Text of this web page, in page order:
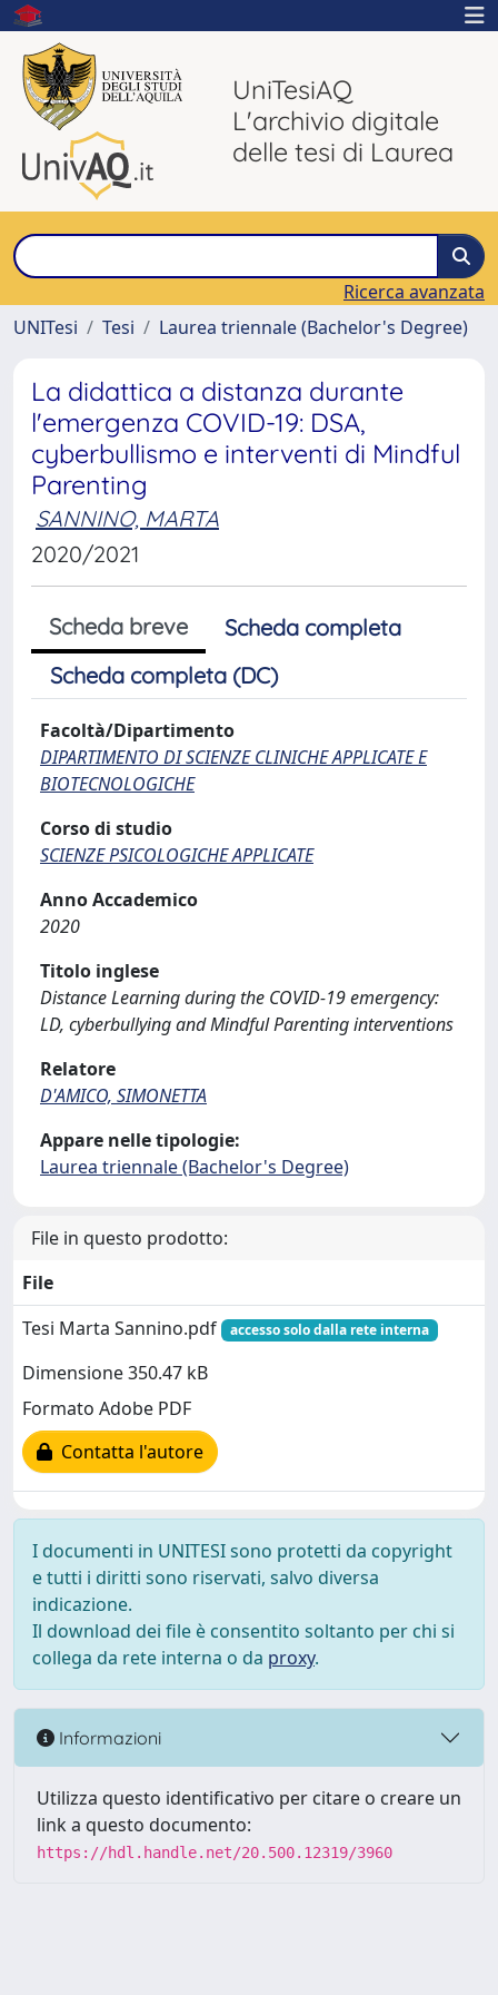
UniTesiAQ
L'archivio digitale
delle tesi di Laurea
Ricerca avanzata
UNITesi
Tesi Laurea triennale (Bachelor's Degree)
La didattica a distanza durante
l'emergenza COVID-19: DSA,
cyberbullismo e interventi di Mindful
Parenting
SANNINO, MARTA
2020/2021
Scheda breve
Scheda completa
Scheda completa (DC)
Facoltà/Dipartimento
DIPARTIMENTO DI SCIENZE CLINICHE APPLICATE E
BIOTECNOLOGICHE
Corso di studio
SCIENZE PSICOLOGICHE APPLICATE
Anno Accademico
2020
Titolo inglese
Distance Learning during the COVID-19 emergency:
LD, cyberbullying and Mindful Parenting interventions
Relatore
D'AMICO, SIMONETTA
Appare nelle tipologie:
Laurea triennale (Bachelor's Degree)
File in questo prodotto:
File
Tesi Marta Sannino.pdf
accesso solo dalla rete interna
Dimensione 350.47 kB
Formato Adobe PDF
Contatta l'autore
I documenti in UNITESI sono protetti da copyright
e tutti i diritti sono riservati, salvo diversa
indicazione.
Il download dei file è consentito soltanto per chi si
collega da rete interna o da proxy.
Informazioni
Utilizza questo identificativo per citare o creare un
link a questo documento:
https://hdl.handle.net/20.500.12319/3960